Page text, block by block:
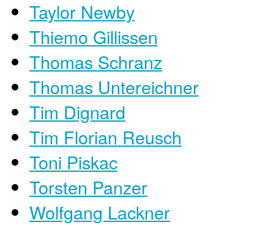
Taylor Newby
Thiemo Gillissen
Thomas Schranz
Thomas Untereichner
Tim Dignard
Tim Florian Reusch
Toni Piskac
Torsten Panzer
Wolfgang Lackner